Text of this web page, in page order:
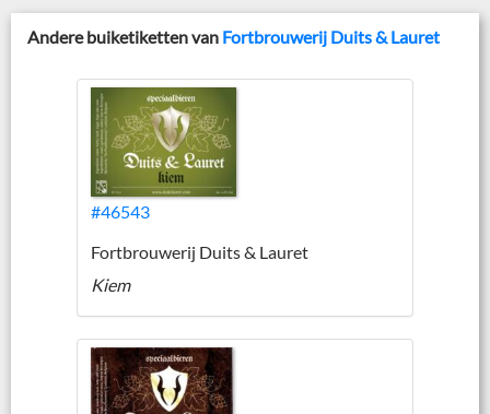
Andere buiketiketten van Fortbrouwerij Duits & Lauret
#46543
Fortbrouwerij Duits & Lauret
Kiem